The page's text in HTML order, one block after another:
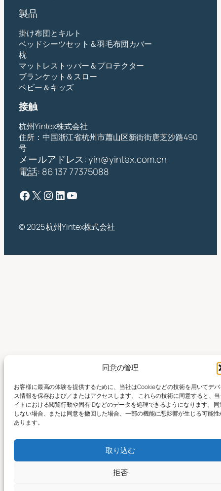
同意の管理
お客様に最高の体験を提供するために、当社はCookieなどの技術を用いてデ
ス情報を保存および／またはアクセスします。 これらの技術に同意すると、
イトにおける閲覧行動や固有IDなどのデータを処理できるようになります。
しない場合、または同意を撤回した場合、一部の機能に悪影響が生じる可能性
あります。
取り込む
拒否
製品
掛け布団とキルト
ベッドシーツセット＆羽毛布団カバー
枕
マットレストッパー＆プロテクター
ブランケット＆スロー
ベビー＆キッズ
接触
杭州Yintex株式会社
住所：中国浙江省杭州市蕭山区新街街唐芝沙路490
号
メールアドレス:yin@yintex.com.cn
電話: 86 137 77375088
フェイスブックX インスタグラムLinkedIn ユーチューブ
© 2025 杭州Yintex株式会社